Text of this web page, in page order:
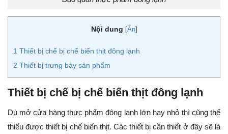
Nội dung [Ẩn]
1 Thiết bị chế bị chế biến thịt đông lạnh
2 Thiết bị trưng bày sản phẩm
Thiết bị chế bị chế biến thịt đông lạnh
Dù mở cửa hàng thực phẩm đông lạnh lớn hay nhỏ thì cũng thể
thiếu được thiết bị chế biến thịt. Các thiết bị cần thiết ở đây sẽ là